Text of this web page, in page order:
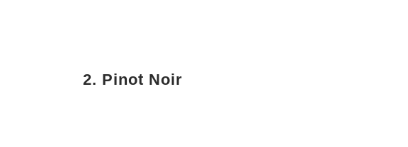
2. Pinot Noir